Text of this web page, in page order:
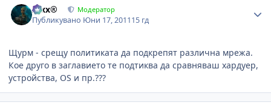
Alxx® Модератор
Публикувано Юни 17, 201115 гд
Щурм - срещу политиката да подкрепят различна мрежа.
Кое друго в заглавието те подтиква да сравняваш хардуер,
устройства, OS и пр.???